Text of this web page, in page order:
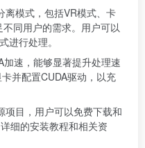
离模式，包括VR模式、卡
同用户的需求。用户可以
进行处理。
速，能够显著提升处理速
并配置CUDA驱动，以充
项目，用户可以免费下载和
细的安装教程和相关资